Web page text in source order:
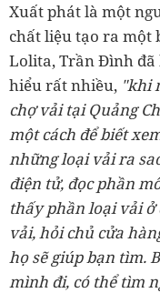
Xuất phát là một
chất liệu tạo ra một
Lolita, Trần Đình đã
hiểu rất nhiều, "khi
chợ vải tại Quảng
một cách để biết
những loại vải ra
điện tử, đọc phần
thấy phần loại vải ở
vải, hỏi chủ cửa
họ sẽ giúp bạn tìm.
mình đi, có thể tìm